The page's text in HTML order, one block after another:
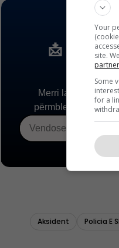
Your
site.
Some
for a